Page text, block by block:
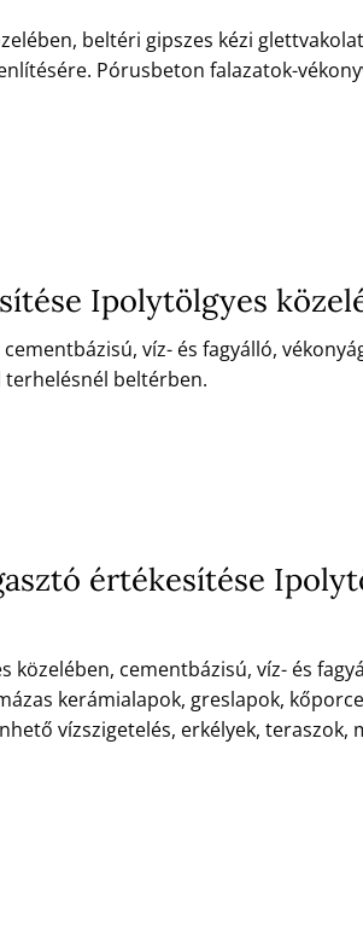
beltéri gipszes kézi
Pórusbeton falazatok-
Ipolytölgyes
víz- és fagyálló,
terhelésnél beltérben.
értékesítése
cementbázisú, víz- és
kerámialapok, greslapok,
vízszigetelés, erkélyek, teraszok,